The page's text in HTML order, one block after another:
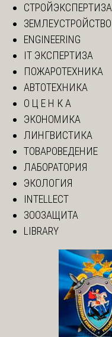
СТРОЙЭКСПЕРТИЗА
ЗЕМЛЕУСТРОЙСТВО
ENGINEERING
IT ЭКСПЕРТИЗА
ПОЖАРОТЕХНИКА
АВТОТЕХНИКА
О Ц Е Н К А
ЭКОНОМИКА
ЛИНГВИСТИКА
ТОВАРОВЕДЕНИЕ
ЛАБОРАТОРИЯ
ЭКОЛОГИЯ
INTELLECT
ЗООЗАЩИТА
LIBRARY